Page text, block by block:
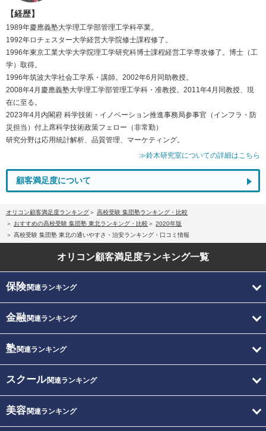
【経歴】
1989年慶應義塾大学理工学部管理工学科卒業。
1992年ロチェスター大学経営大学院修士課程修了。
1996年東京工業大学大学院理工学研究科博士課程経営工学専攻修了。博士（工
学）取得。
1996年筑波大学社会工学系・講師。2002年6月同助教授。
2008年4月慶應義塾大学理工学部管理工学科・准教授。2011年4月同教授、現
在に至る。
2023年4月内閣府 科学技術・イノベーション推進事務局参事官（インフラ・防
災担当）付上席科学技術政策フェロー（非常勤）
研究分野は応用統計解析、品質管理、マーケティング。
≫鈴木研究室についての詳細はこちら
顧客満足度について
オリコン顧客満足度ランキング
高校受験 集団塾ランキング・比較
おすすめの高校受験 集団塾 東北ランキング・比較
2020年版
高校受験 集団塾 東北の通いやすさ・治安ランキング・口コミ情報
オリコン顧客満足度ランキング一覧
保険関連ランキング
金融関連ランキング
塾関連ランキング
スクール関連ランキング
美容関連ランキング